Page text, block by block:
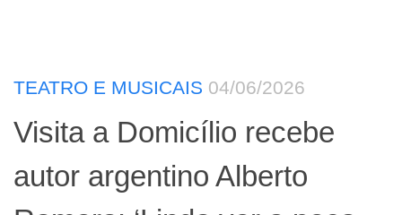
TEATRO E MUSICAIS 04/06/2026
Visita a Domicílio recebe
autor argentino Alberto